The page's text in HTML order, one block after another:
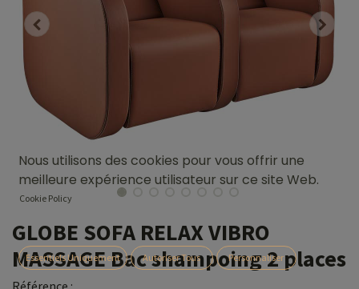
GLOBE SOFA RELAX VIBRO
MASSAGE Bac shampoing 2 places
Nous utilisons des cookies pour vous offrir une
meilleure expérience utilisateur sur ce site Web.
Cookie Policy
Essentiels Uniquement Autoriser Tous Personnaliser